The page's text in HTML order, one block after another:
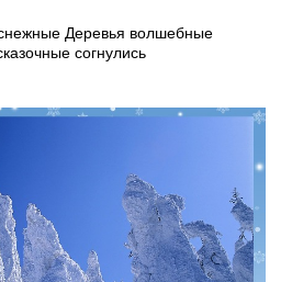
Деревья волшебные
согнулись